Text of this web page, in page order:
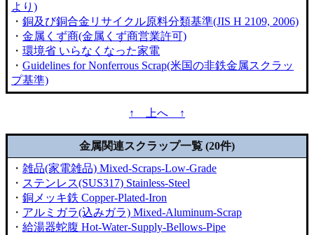
より)
・ 銅及び銅合金リサイクル原料分類基準(JIS H 2109, 2006)
・ 金属くず商(金属くず商営業許可)
・ 環境省 いらなくなった家電
・ Guidelines for Nonferrous Scrap(米国の非鉄金属スクラッ
プ基準)
↑ 上へ ↑
金属関連スクラップ一覧 (20件)
・ 雑品(家電雑品) Mixed-Scraps-Low-Grade
・ ステンレス(SUS317) Stainless-Steel
・ 銅メッキ鉄 Copper-Plated-Iron
・ アルミガラ(込みガラ) Mixed-Aluminum-Scrap
・ 給湯器蛇腹 Hot-Water-Supply-Bellows-Pipe